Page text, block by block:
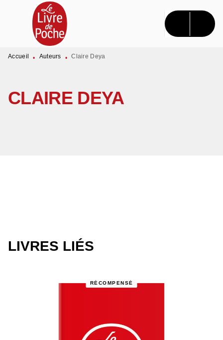
MENU RECHERCHE CONTENU
PIED DE PAGE
Accueil • Auteurs • Claire Deya
CLAIRE DEYA
LIVRES LIÉS
RÉCOMPENSÉ